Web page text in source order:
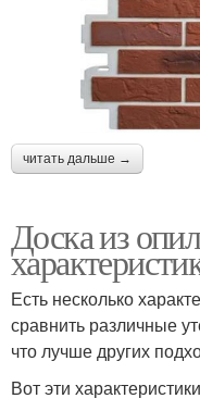
читать дальше →
Доска из
Есть несколько
сравнить различные
что лучше других
Вот эти